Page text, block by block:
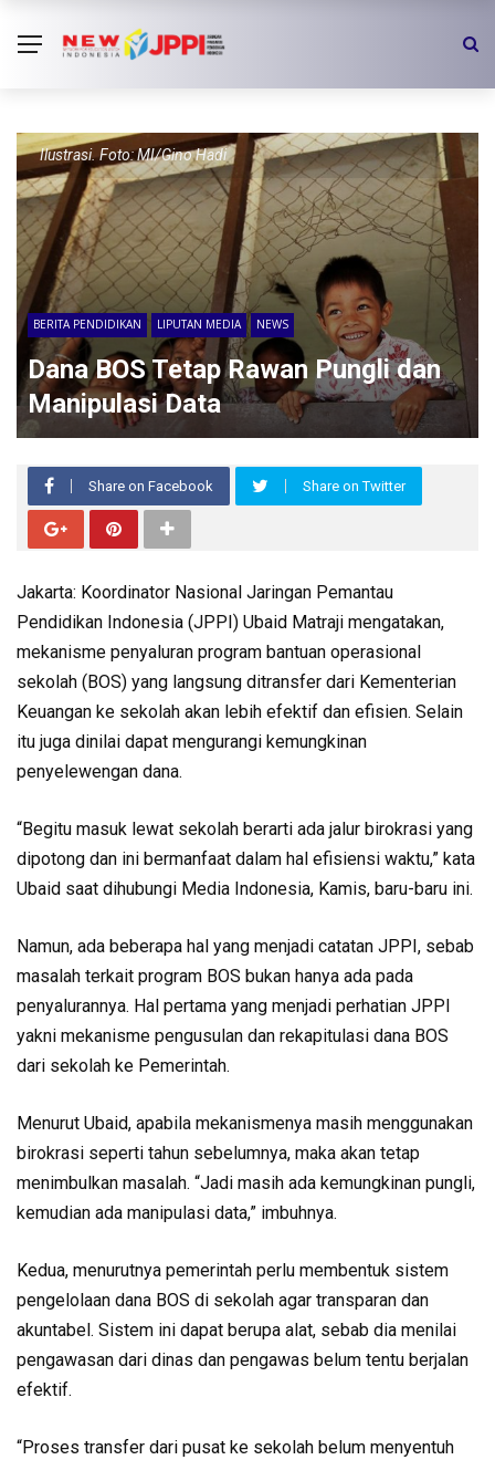
Ilustrasi. Foto: MI/Gino Hadi
BERITA PENDIDIKAN LIPUTAN MEDIA NEWS
Dana BOS Tetap Rawan Pungli dan
Manipulasi Data
Share on Facebook Share on Twitter
Jakarta: Koordinator Nasional Jaringan Pemantau
Pendidikan Indonesia (JPPI) Ubaid Matraji mengatakan,
mekanisme penyaluran program bantuan operasional
sekolah (BOS) yang langsung ditransfer dari Kementerian
Keuangan ke sekolah akan lebih efektif dan efisien. Selain
itu juga dinilai dapat mengurangi kemungkinan
penyelewengan dana.
“Begitu masuk lewat sekolah berarti ada jalur birokrasi yang
dipotong dan ini bermanfaat dalam hal efisiensi waktu,” kata
Ubaid saat dihubungi Media Indonesia, Kamis, baru-baru ini.
Namun, ada beberapa hal yang menjadi catatan JPPI, sebab
masalah terkait program BOS bukan hanya ada pada
penyalurannya. Hal pertama yang menjadi perhatian JPPI
yakni mekanisme pengusulan dan rekapitulasi dana BOS
dari sekolah ke Pemerintah.
Menurut Ubaid, apabila mekanismenya masih menggunakan
birokrasi seperti tahun sebelumnya, maka akan tetap
menimbulkan masalah. “Jadi masih ada kemungkinan pungli,
kemudian ada manipulasi data,” imbuhnya.
Kedua, menurutnya pemerintah perlu membentuk sistem
pengelolaan dana BOS di sekolah agar transparan dan
akuntabel. Sistem ini dapat berupa alat, sebab dia menilai
pengawasan dari dinas dan pengawas belum tentu berjalan
efektif.
“Proses transfer dari pusat ke sekolah belum menyentuh